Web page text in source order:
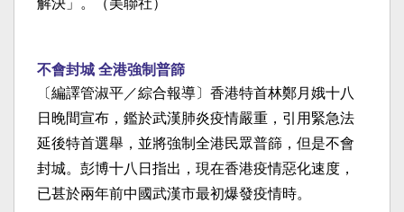
不會封城 全港強制普篩
〔編譯管淑平／綜合報導〕香港特首林鄭月娥十八
日晚間宣布，鑑於武漢肺炎疫情嚴重，引用緊急法
延後特首選舉，並將強制全港民眾普篩，但是不會
封城。彭博十八日指出，現在香港疫情惡化速度，
已甚於兩年前中國武漢市最初爆發疫情時。